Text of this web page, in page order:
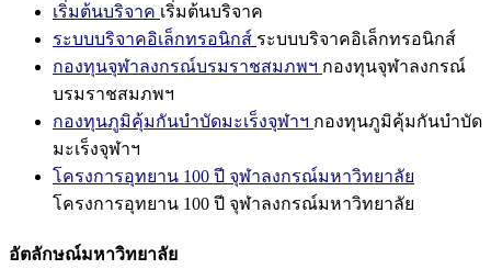
เริ่มต้นบริจาค เริ่มต้นบริจาค
ระบบบริจาคอิเล็กทรอนิกส์ ระบบบริจาคอิเล็กทรอนิกส์
กองทุนจุฬาลงกรณ์บรมราชสมภพฯ กองทุนจุฬาลงกรณ์
บรมราชสมภพฯ
กองทุนภูมิคุ้มกันบำบัดมะเร็งจุฬาฯ กองทุนภูมิคุ้มกันบำบัด
มะเร็งจุฬาฯ
โครงการอุทยาน 100 ปี จุฬาลงกรณ์มหาวิทยาลัย
โครงการอุทยาน 100 ปี จุฬาลงกรณ์มหาวิทยาลัย
อัตลักษณ์มหาวิทยาลัย